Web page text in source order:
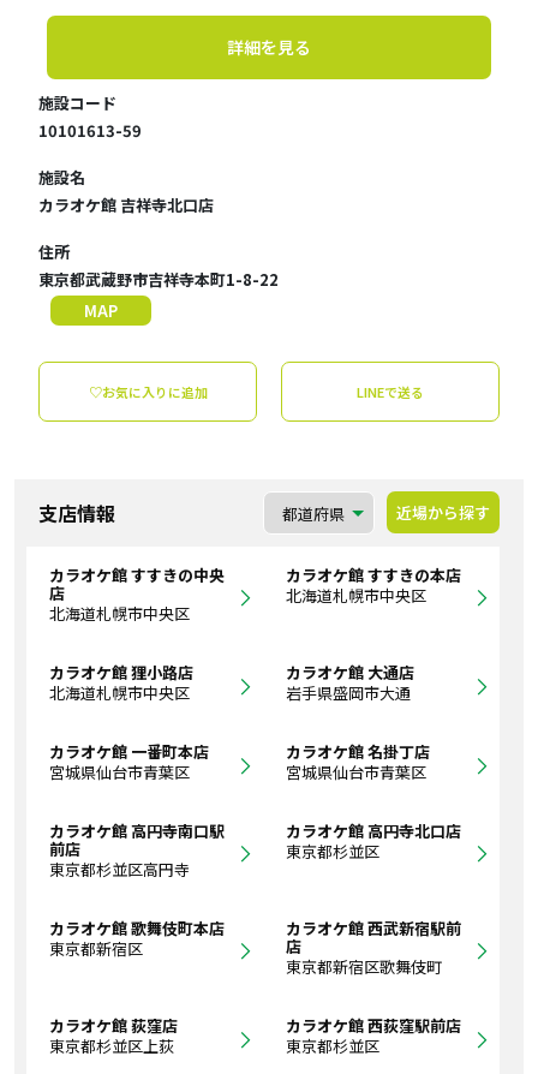
詳細を見る
施設コード
10101613-59
施設名
カラオケ館 吉祥寺北口店
住所
東京都武蔵野市吉祥寺本町1-8-22
MAP
♡お気に入りに追加 LINEで送る
支店情報 近場から探す
カラオケ館 すすきの中央
店
北海道札幌市中央区
カラオケ館 すすきの本店
北海道札幌市中央区
カラオケ館 狸小路店
北海道札幌市中央区
カラオケ館 大通店
岩手県盛岡市大通
カラオケ館 一番町本店
宮城県仙台市青葉区
カラオケ館 名掛丁店
宮城県仙台市青葉区
カラオケ館 高円寺南口駅
前店
東京都杉並区高円寺
カラオケ館 高円寺北口店
東京都杉並区
カラオケ館 歌舞伎町本店
東京都新宿区
カラオケ館 西武新宿駅前
店
東京都新宿区歌舞伎町
カラオケ館 荻窪店
東京都杉並区上荻
カラオケ館 西荻窪駅前店
東京都杉並区